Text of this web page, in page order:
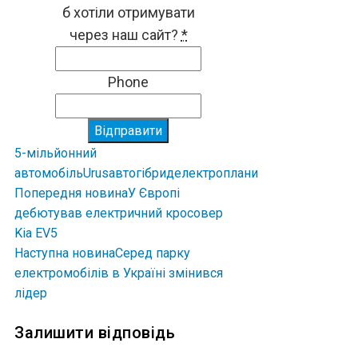
б хотіли отримувати
через наш сайт? *
Phone
Відправити
5-мільйонний
автомобільUrusавтогібриделектроплани
Попередня новинаУ Європі
дебютував електричний кросовер
Kia EV5
Наступна новинаСеред парку
електромобілів в Україні змінився
лідер
Залишити відповідь